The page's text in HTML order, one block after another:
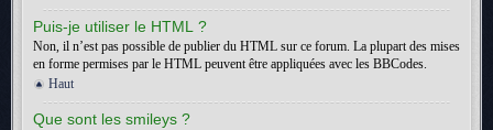
Puis-je utiliser le HTML ?
Non, il n’est pas possible de publier du HTML sur ce forum. La plupart des mises
en forme permises par le HTML peuvent être appliquées avec les BBCodes.
Haut
Que sont les smileys ?